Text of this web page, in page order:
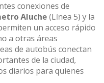
conexiones de
Aluche (Línea 5) y la
un acceso rápido
a otras áreas
de autobús conectan
de la ciudad,
diarios para quienes